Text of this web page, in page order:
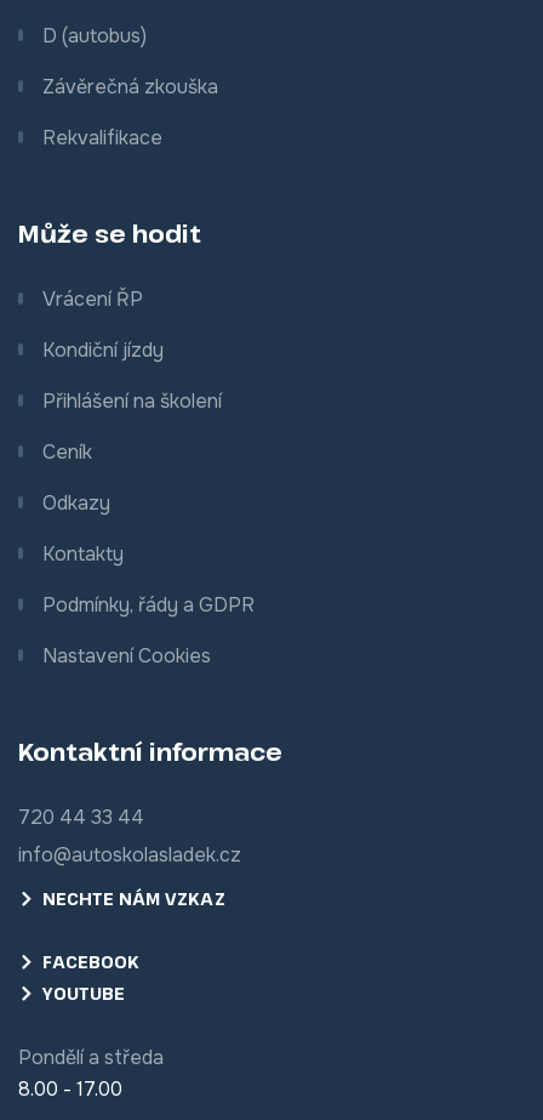
D (autobus)
Závěrečná zkouška
Rekvalifikace
Může se hodit
Vrácení ŘP
Kondiční jízdy
Přihlášení na školení
Ceník
Odkazy
Kontakty
Podmínky, řády a GDPR
Nastavení Cookies
Kontaktní informace
720 44 33 44
info@autoskolasladek.cz
NECHTE NÁM VZKAZ
FACEBOOK
YOUTUBE
Pondělí a středa
8.00 - 17.00